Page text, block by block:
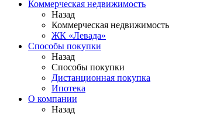
Коммерческая недвижимость
Назад
Коммерческая недвижимость
ЖК «Левада»
Способы покупки
Назад
Способы покупки
Дистанционная покупка
Ипотека
О компании
Назад